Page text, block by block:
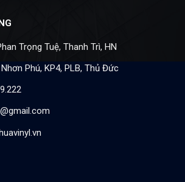
Trọng Tuệ, Thanh Trì, HN
Phú, KP4, PLB, Thủ Đức